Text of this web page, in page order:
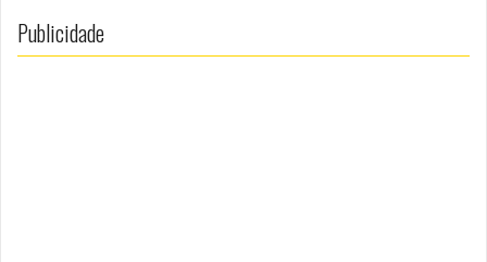
Publicidade